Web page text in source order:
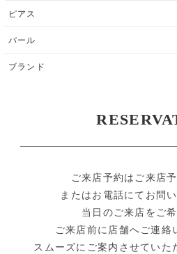
ピアス
パール
ブランド
ご来店予約はご来店
またはお電話にてお問
当日のご来店をご希
ご来店前に店舗へご連絡
スムーズにご案内させていた